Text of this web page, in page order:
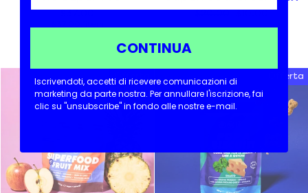
Offerta Offerta
CONTINUA
Iscrivendoti, accetti di ricevere comunicazioni di
marketing da parte nostra. Per annullare l'iscrizione, fai
clic su "unsubscribe" in fondo alle nostre e-mail.